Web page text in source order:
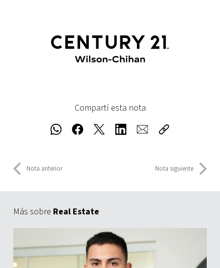
Compartí esta nota
Nota anterior Nota siguiente
Más sobre Real Estate